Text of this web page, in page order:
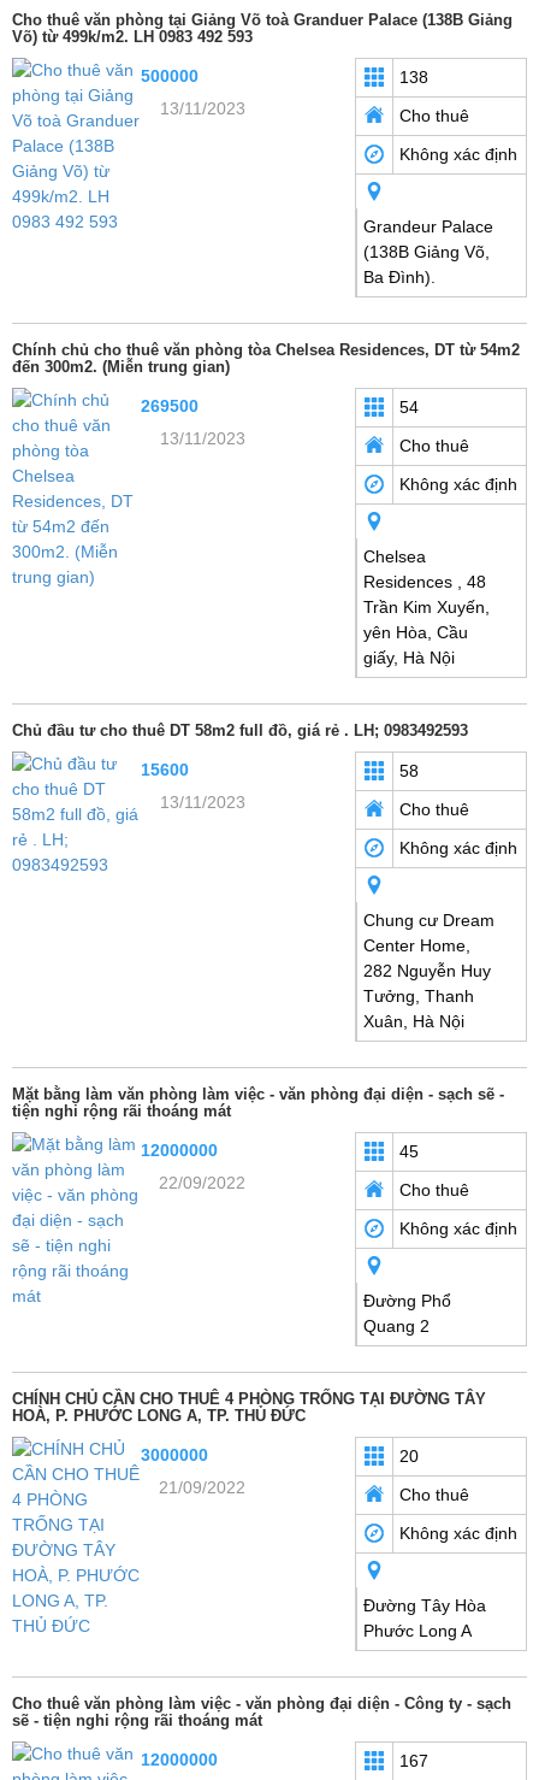
Cho thuê văn phòng tại Giảng Võ toà Granduer Palace (138B Giảng
Võ) từ 499k/m2. LH 0983 492 593
500000
13/11/2023
138
Cho thuê
Không xác định
Grandeur Palace
(138B Giảng Võ,
Ba Đình).
Chính chủ cho thuê văn phòng tòa Chelsea Residences, DT từ 54m2
đến 300m2. (Miễn trung gian)
269500
13/11/2023
54
Cho thuê
Không xác định
Chelsea
Residences , 48
Trần Kim Xuyến,
yên Hòa, Cầu
giấy, Hà Nội
Chủ đầu tư cho thuê DT 58m2 full đồ, giá rẻ . LH; 0983492593
15600
13/11/2023
58
Cho thuê
Không xác định
Chung cư Dream
Center Home,
282 Nguyễn Huy
Tưởng, Thanh
Xuân, Hà Nội
Mặt bằng làm văn phòng làm việc - văn phòng đại diện - sạch sẽ -
tiện nghi rộng rãi thoáng mát
12000000
22/09/2022
45
Cho thuê
Không xác định
Đường Phổ
Quang 2
CHÍNH CHỦ CẦN CHO THUÊ 4 PHÒNG TRỐNG TẠI ĐƯỜNG TÂY
HOÀ, P. PHƯỚC LONG A, TP. THỦ ĐỨC
3000000
21/09/2022
20
Cho thuê
Không xác định
Đường Tây Hòa
Phước Long A
Cho thuê văn phòng làm việc - văn phòng đại diện - Công ty - sạch
sẽ - tiện nghi rộng rãi thoáng mát
12000000
167